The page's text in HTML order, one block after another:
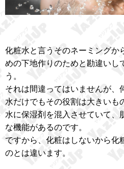
化粧水と言うそのネーミングか
めの下地作りのためと勘違いし
う。
それは間違ってはいませんが、
水だけでもその役割は大きいも
水に保湿剤を混入させていて、
な機能があるのです。
ですから、化粧はしないから化
のとは違います。